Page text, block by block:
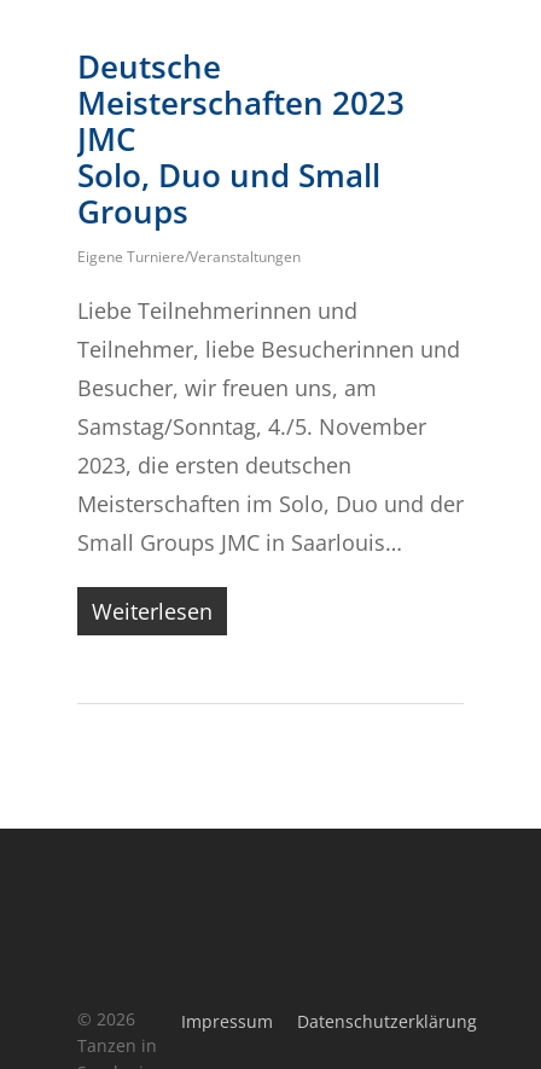
Deutsche
Meisterschaften 2023
JMC
Solo, Duo und Small
Groups
Eigene Turniere/Veranstaltungen
Liebe Teilnehmerinnen und
Teilnehmer, liebe Besucherinnen und
Besucher, wir freuen uns, am
Samstag/Sonntag, 4./5. November
2023, die ersten deutschen
Meisterschaften im Solo, Duo und der
Small Groups JMC in Saarlouis…
Weiterlesen
© 2026
Tanzen in
Impressum Datenschutzerklärung